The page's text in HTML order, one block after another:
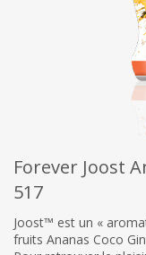
Forever Joost
517
Joost™ est un «
fruits Ananas Coco